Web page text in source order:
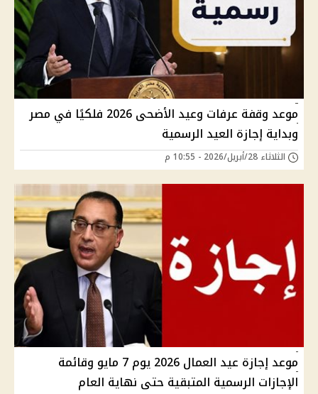
موعد وقفة عرفات وعيد الأضحى 2026 فلكيًا في مصر
وبداية إجازة العيد الرسمية
الثلاثاء 28/أبريل/2026 - 10:55 م
موعد إجازة عيد العمال 2026 يوم 7 مايو وقائمة
الإجازات الرسمية المتبقية حتى نهاية العام